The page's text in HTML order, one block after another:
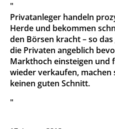
"
Privatanleger handeln
Herde und bekommen
den Börsen kracht – so
die Privaten angeblich
Markthoch einsteigen und
wieder verkaufen, machen
keinen guten Schnitt.
"